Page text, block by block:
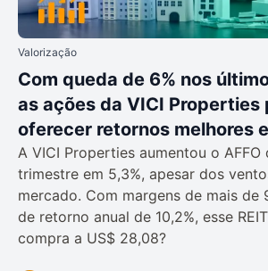
Valorização
Com queda de 6% nos
as ações da VICI Properties
oferecer retornos melhores
A VICI Properties aumentou o
trimestre em 5,3%, apesar dos
mercado. Com margens de mais de
de retorno anual de 10,2%, esse
compra a US$ 28,08?